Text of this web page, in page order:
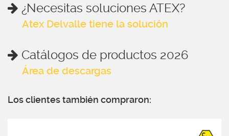
¿Necesitas soluciones ATEX?
Atex Delvalle tiene la solución
Catálogos de productos 2026
Área de descargas
Los clientes también compraron: